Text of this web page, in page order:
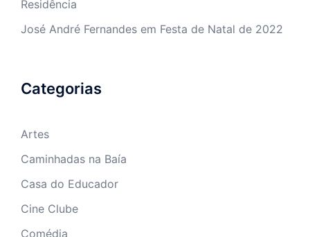
Residência
José André Fernandes em Festa de Natal de 2022
Categorias
Artes
Caminhadas na Baía
Casa do Educador
Cine Clube
Comédia